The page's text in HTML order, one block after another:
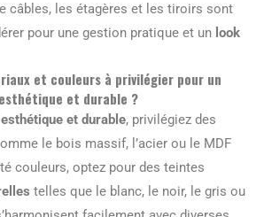
câbles, les étagères et les tiroirs sont
pour une gestion pratique et un look
et couleurs à privilégier pour un
et durable ?
esthétique et durable, privilégiez des
le bois massif, l’acier ou le MDF
couleurs, optez pour des teintes
telles que le blanc, le noir, le gris ou